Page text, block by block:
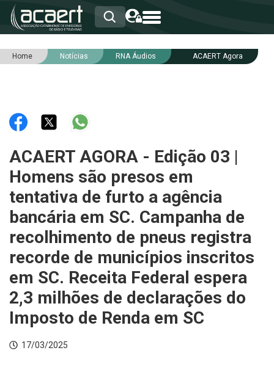
HOME
RNA
NOTÍCIAS
INTEGRIDADE
Home Notícias RNA Áudios ACAERT Agora
ACAERT AGORA - Edição 03 |
Homens são presos em
tentativa de furto a agência
bancária em SC. Campanha de
recolhimento de pneus registra
recorde de municípios inscritos
em SC. Receita Federal espera
2,3 milhões de declarações do
Imposto de Renda em SC
17/03/2025